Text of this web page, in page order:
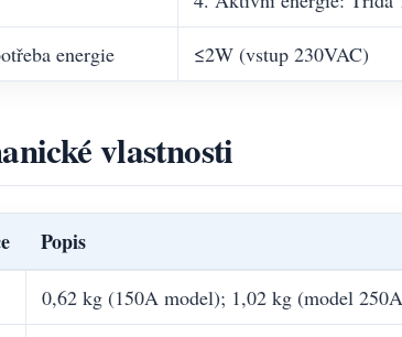
energie ≤2W (vstup 230VAC)
vlastnosti
Popis
0,62 kg (150A model); 1,02 kg (model